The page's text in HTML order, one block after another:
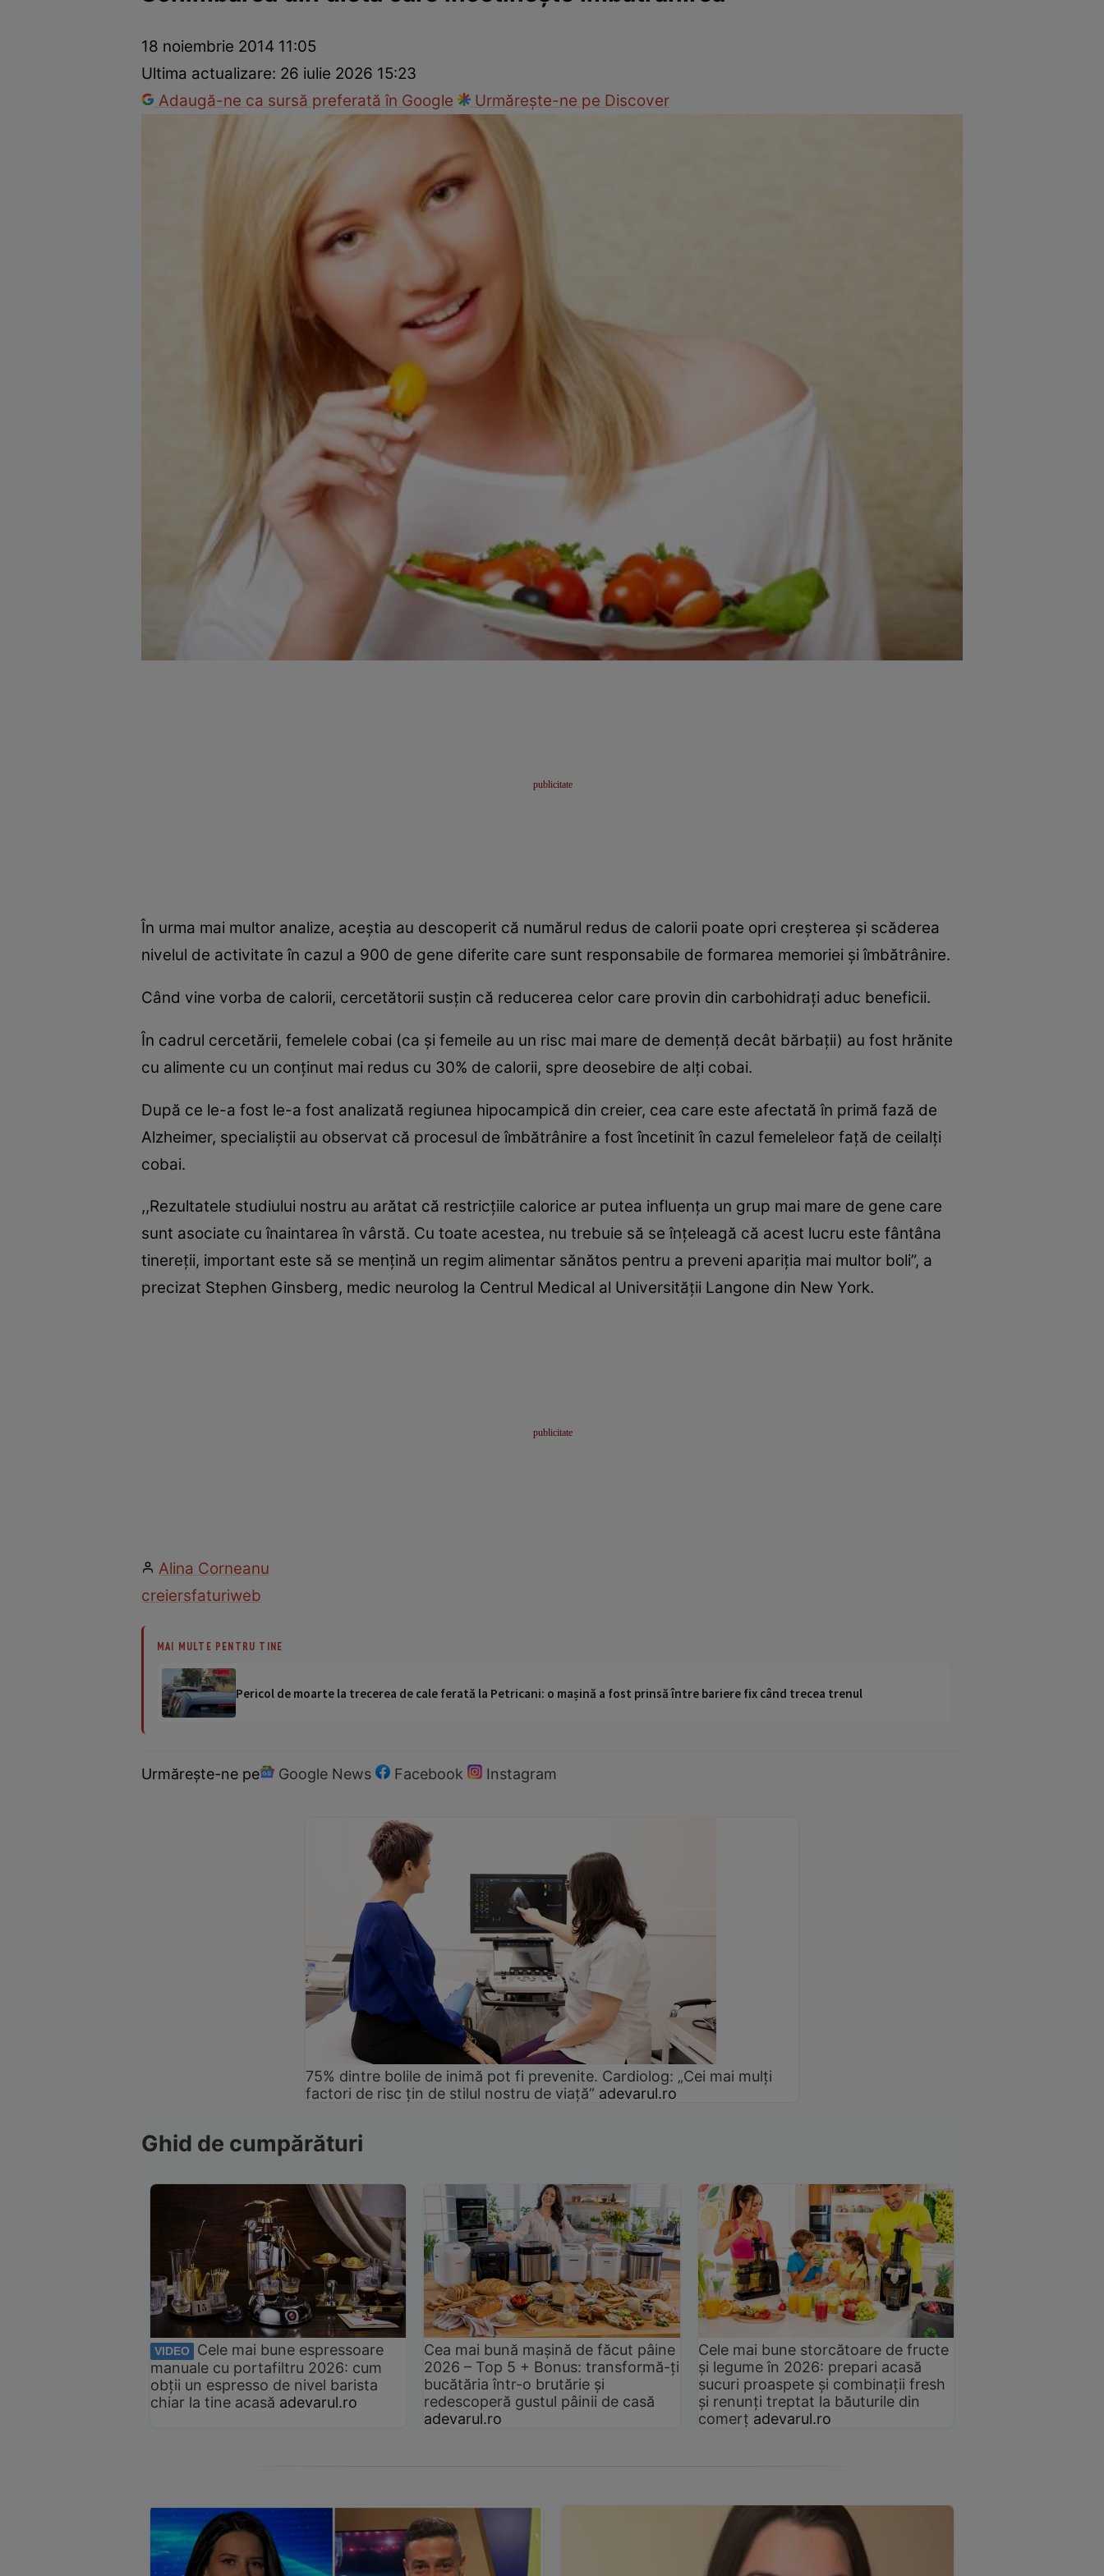
Prevenție și tratamentRemedii naturiste Medicii răspund
18 noiembrie 2014 11:05
Ultima actualizare: 26 iulie 2026 15:23
Adaugă-ne ca sursă preferată în Google
Urmărește-ne pe Discover
În urma mai multor analize, aceştia au descoperit că numărul redus de calorii poate opri creşterea şi scăderea
nivelul de activitate în cazul a 900 de gene diferite care sunt responsabile de formarea memoriei şi îmbătrânire.
Când vine vorba de calorii, cercetătorii susţin că reducerea celor care provin din carbohidraţi aduc beneficii.
În cadrul cercetării, femelele cobai (ca şi femeile au un risc mai mare de demenţă decât bărbaţii) au fost hrănite
cu alimente cu un conţinut mai redus cu 30% de calorii, spre deosebire de alţi cobai.
După ce le-a fost le-a fost analizată regiunea hipocampică din creier, cea care este afectată în primă fază de
Alzheimer, specialiştii au observat că procesul de îmbătrânire a fost încetinit în cazul femeleleor faţă de ceilalţi
cobai.
,,Rezultatele studiului nostru au arătat că restricţiile calorice ar putea influenţa un grup mai mare de gene care
sunt asociate cu înaintarea în vârstă. Cu toate acestea, nu trebuie să se înţeleagă că acest lucru este fântâna
tinereţii, important este să se menţină un regim alimentar sănătos pentru a preveni apariţia mai multor boli”, a
precizat Stephen Ginsberg, medic neurolog la Centrul Medical al Universităţii Langone din New York.
Alina Corneanu
creiersfaturiweb
MAI MULTE PENTRU TINE
Pericol de moarte la trecerea de cale ferată la Petricani: o mașină a fost prinsă între bariere fix când trecea trenul
Urmărește-ne pe Google News Facebook Instagram
75% dintre bolile de inimă pot fi prevenite. Cardiolog: „Cei mai mulți
factori de risc țin de stilul nostru de viață” adevarul.ro
Ghid de cumpărături
VIDEO
Cele mai bune espressoare
manuale cu portafiltru 2026: cum
obții un espresso de nivel barista
chiar la tine acasă adevarul.ro
Cea mai bună mașină de făcut pâine
2026 – Top 5 + Bonus: transformă-ți
bucătăria într-o brutărie și
redescoperă gustul pâinii de casă
adevarul.ro
Cele mai bune storcătoare de fructe
și legume în 2026: prepari acasă
sucuri proaspete și combinații fresh
și renunți treptat la băuturile din
comerț adevarul.ro